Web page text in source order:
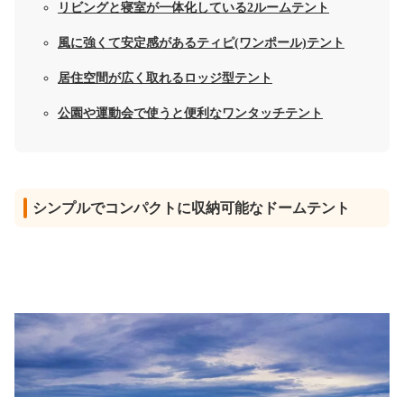
リビングと寝室が一体化している2ルームテント
風に強くて安定感があるティピ(ワンポール)テント
居住空間が広く取れるロッジ型テント
公園や運動会で使うと便利なワンタッチテント
シンプルでコンパクトに収納可能なドームテント